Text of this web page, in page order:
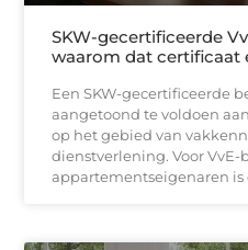
SKW-gecertificeerde
waarom dat certificaat
Een SKW-gecertificeerde
aangetoond te voldoen
op het gebied van
dienstverlening. Voor VvE-
appartementseigenaren